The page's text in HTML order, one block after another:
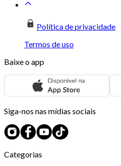
Política de privacidade
Termos de uso
Baixe o app
Siga-nos nas mídias sociais
Categorias